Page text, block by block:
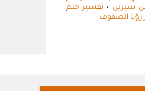
سيرين • تفسير حلم
رؤيا الصفوف